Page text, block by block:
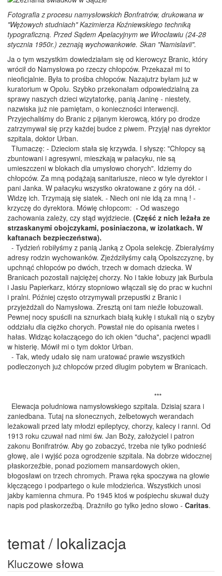
Fotografia z procesu namysłowskich Bonfratrów, drukowana w
"Wężowych studniach" Kazimierza Koźniewskiego techniką
typograficzną. Przed Sądem Apelacyjnym we Wrocławiu (24-28
stycznia 1950r.) zeznają wychowankowie. Skan "Namislavii".
Ja o tym wszystkim dowiedziałam się od kierowcyz Branic, który
wrócił do Namysłowa po rzeczy chłopców. Przekazał mi to
nieoficjalnie. Była to prośba chłopców. Nazajutrz byłam już w
kuratorium w Opolu. Szybko przekonałam odpowiedzialną za
sprawy naszych dzieci wizytatorkę, panią Janinę - niestety,
nazwiska już nie pamiętam, o konieczności interwencji.
Przyjechaliśmy do Branic z pijanym kierowcą, który po drodze
zatrzymywał się przy każdej budce z piwem. Przyjął nas dyrektor
szpitala, doktor Urban.
Tłumaczę: - Dzieciom stała się krzywda. I słyszę: "Chłopcy są
zbuntowani i agresywni, mieszkają w pałacyku, nie są
umieszczeni w blokach dla umysłowo chorych". Idziemy do
chłopców. Za mną podążają sanitariusze, nieco w tyle dyrektor i
pani Janka. W pałacyku wszystko okratowane z góry na dół. -
Widzę ich. Trzymają się siatek. - Niech oni nie idą za mną ! -
krzyczę do dyrektora. Mówię chłopcom: - Od waszego
zachowania zależy, czy stąd wyjdziecie. (Część z nich leżała ze
strzaskanymi obojczykami, posiniaczona, w izolatkach. W
kaftanach bezpieczeństwa).
- Tydzień robiłyśmy z panią Janką z Opola selekcję. Zbierałyśmy
adresy rodzin wychowanków. Zjeździłyśmy całą Opolszczyznę, by
upchnąć chłopców po dwóch, trzech w domach dziecka. W
Branicach pozostali najciężej chorzy. No i takie łobuzy jak Burbula
i Jasiu Papierkarz, którzy stopniowo włączali się do prac w kuchni
i pralni. Później często otrzymywali przepustki z Branic i
przyjeżdżali do Namysłowa. Zresztą oni tam nieźle łobuzowali.
Pewnej nocy spuścili na sznurkach białą kukłę i stukali nią o szyby
oddziału dla ciężko chorych. Powstał nie do opisania rwetes i
hałas. Widząc kołaczącego do ich okien "ducha", pacjenci wpadli
w histerię. Mówił mi o tym doktor Urban.
- Tak, wtedy udało się nam uratować prawie wszystkich
podleczonych już chłopców przed długim pobytem w Branicach.
***
Elewacja południowa namysłowskiego szpitala. Dzisiaj szara i
zaniedbana. Tutaj na słonecznych, żelbetowych werandach
leżakowali przed laty młodzi epileptycy, chorzy, kalecy i ranni. Od
1913 roku czuwał nad nimi św. Jan Boży, założyciel i patron
zakonu Bonifratrów. Aby go zobaczyć, trzeba nie tylko podnieść
głowę, ale i wyjść poza ogrodzenie szpitala. Na dobrze widocznej
płaskorzeźbie, ponad poziomem mansardowych okien,
błogosławi on trzech chromych. Prawa ręka spoczywa na głowie
klęczącego i podpartego o kule młodzieńca. Wszystkich unosi
jakby kamienna chmura. Po 1945 ktoś w pośpiechu skuwał duży
napis pod płaskorzeźbą. Drażniło go tylko jedno słowo - Caritas.
temat / lokalizacja
Kluczowe słowa